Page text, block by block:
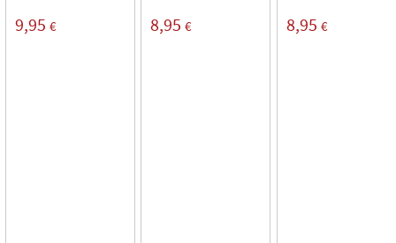
9,95 € 8,95 € 8,95 €